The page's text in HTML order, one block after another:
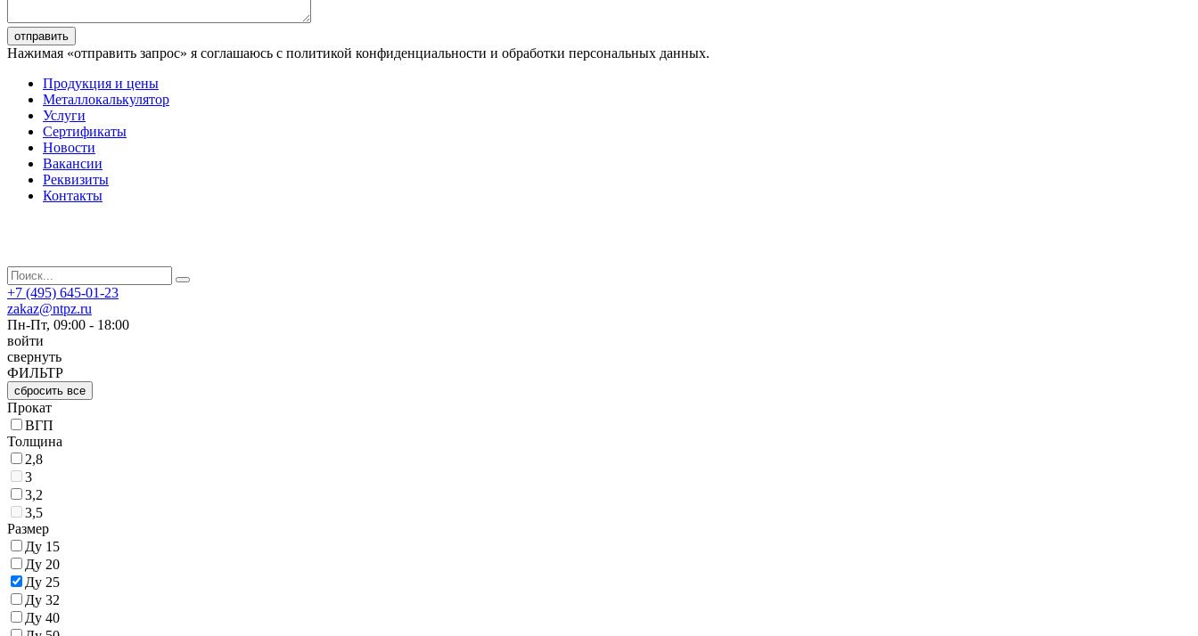
отправить
Нажимая «отправить запрос» я соглашаюсь с политикой конфиденциальности и обработки персональных данных.
Продукция и цены
Металлокалькулятор
Услуги
Сертификаты
Новости
Вакансии
Реквизиты
Контакты
+7 (495) 645-01-23
zakaz@ntpz.ru
Пн-Пт, 09:00 - 18:00
войти
свернуть
ФИЛЬТР
сбросить все
Прокат
ВГП
Толщина
2,8
3
3,2
3,5
Размер
Ду 15
Ду 20
Ду 25
Ду 32
Ду 40